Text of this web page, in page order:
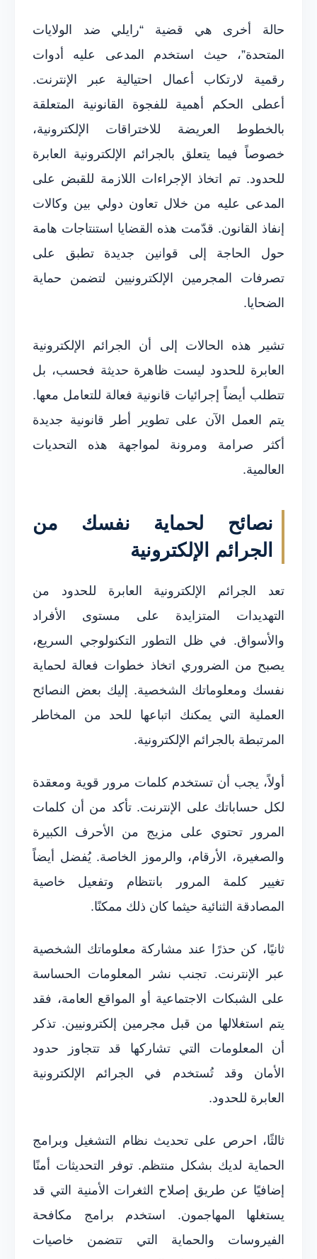
حالة أخرى هي قضية “رايلي ضد الولايات
المتحدة”، حيث استخدم المدعى عليه أدوات
رقمية لارتكاب أعمال احتيالية عبر الإنترنت.
أعطى الحكم أهمية للفجوة القانونية المتعلقة
بالخطوط العريضة للاختراقات الإلكترونية،
خصوصاً فيما يتعلق بالجرائم الإلكترونية العابرة
للحدود. تم اتخاذ الإجراءات اللازمة للقبض على
المدعى عليه من خلال تعاون دولي بين وكالات
إنفاذ القانون. قدّمت هذه القضايا استنتاجات هامة
حول الحاجة إلى قوانين جديدة تطبق على
تصرفات المجرمين الإلكترونيين لتضمن حماية
الضحايا.
تشير هذه الحالات إلى أن الجرائم الإلكترونية
العابرة للحدود ليست ظاهرة حديثة فحسب، بل
تتطلب أيضاً إجرائيات قانونية فعالة للتعامل معها.
يتم العمل الآن على تطوير أطر قانونية جديدة
أكثر صرامة ومرونة لمواجهة هذه التحديات
العالمية.
نصائح لحماية نفسك من
الجرائم الإلكترونية
تعد الجرائم الإلكترونية العابرة للحدود من
التهديدات المتزايدة على مستوى الأفراد
والأسواق. في ظل التطور التكنولوجي السريع،
يصبح من الضروري اتخاذ خطوات فعالة لحماية
نفسك ومعلوماتك الشخصية. إليك بعض النصائح
العملية التي يمكنك اتباعها للحد من المخاطر
المرتبطة بالجرائم الإلكترونية.
أولاً، يجب أن تستخدم كلمات مرور قوية ومعقدة
لكل حساباتك على الإنترنت. تأكد من أن كلمات
المرور تحتوي على مزيج من الأحرف الكبيرة
والصغيرة، الأرقام، والرموز الخاصة. يُفضل أيضاً
تغيير كلمة المرور بانتظام وتفعيل خاصية
المصادقة الثنائية حيثما كان ذلك ممكنًا.
ثانيًا، كن حذرًا عند مشاركة معلوماتك الشخصية
عبر الإنترنت. تجنب نشر المعلومات الحساسة
على الشبكات الاجتماعية أو المواقع العامة، فقد
يتم استغلالها من قبل مجرمين إلكترونيين. تذكر
أن المعلومات التي تشاركها قد تتجاوز حدود
الأمان وقد تُستخدم في الجرائم الإلكترونية
العابرة للحدود.
ثالثًا، احرص على تحديث نظام التشغيل وبرامج
الحماية لديك بشكل منتظم. توفر التحديثات أمنًا
إضافيًا عن طريق إصلاح الثغرات الأمنية التي قد
يستغلها المهاجمون. استخدم برامج مكافحة
الفيروسات والحماية التي تتضمن خاصيات